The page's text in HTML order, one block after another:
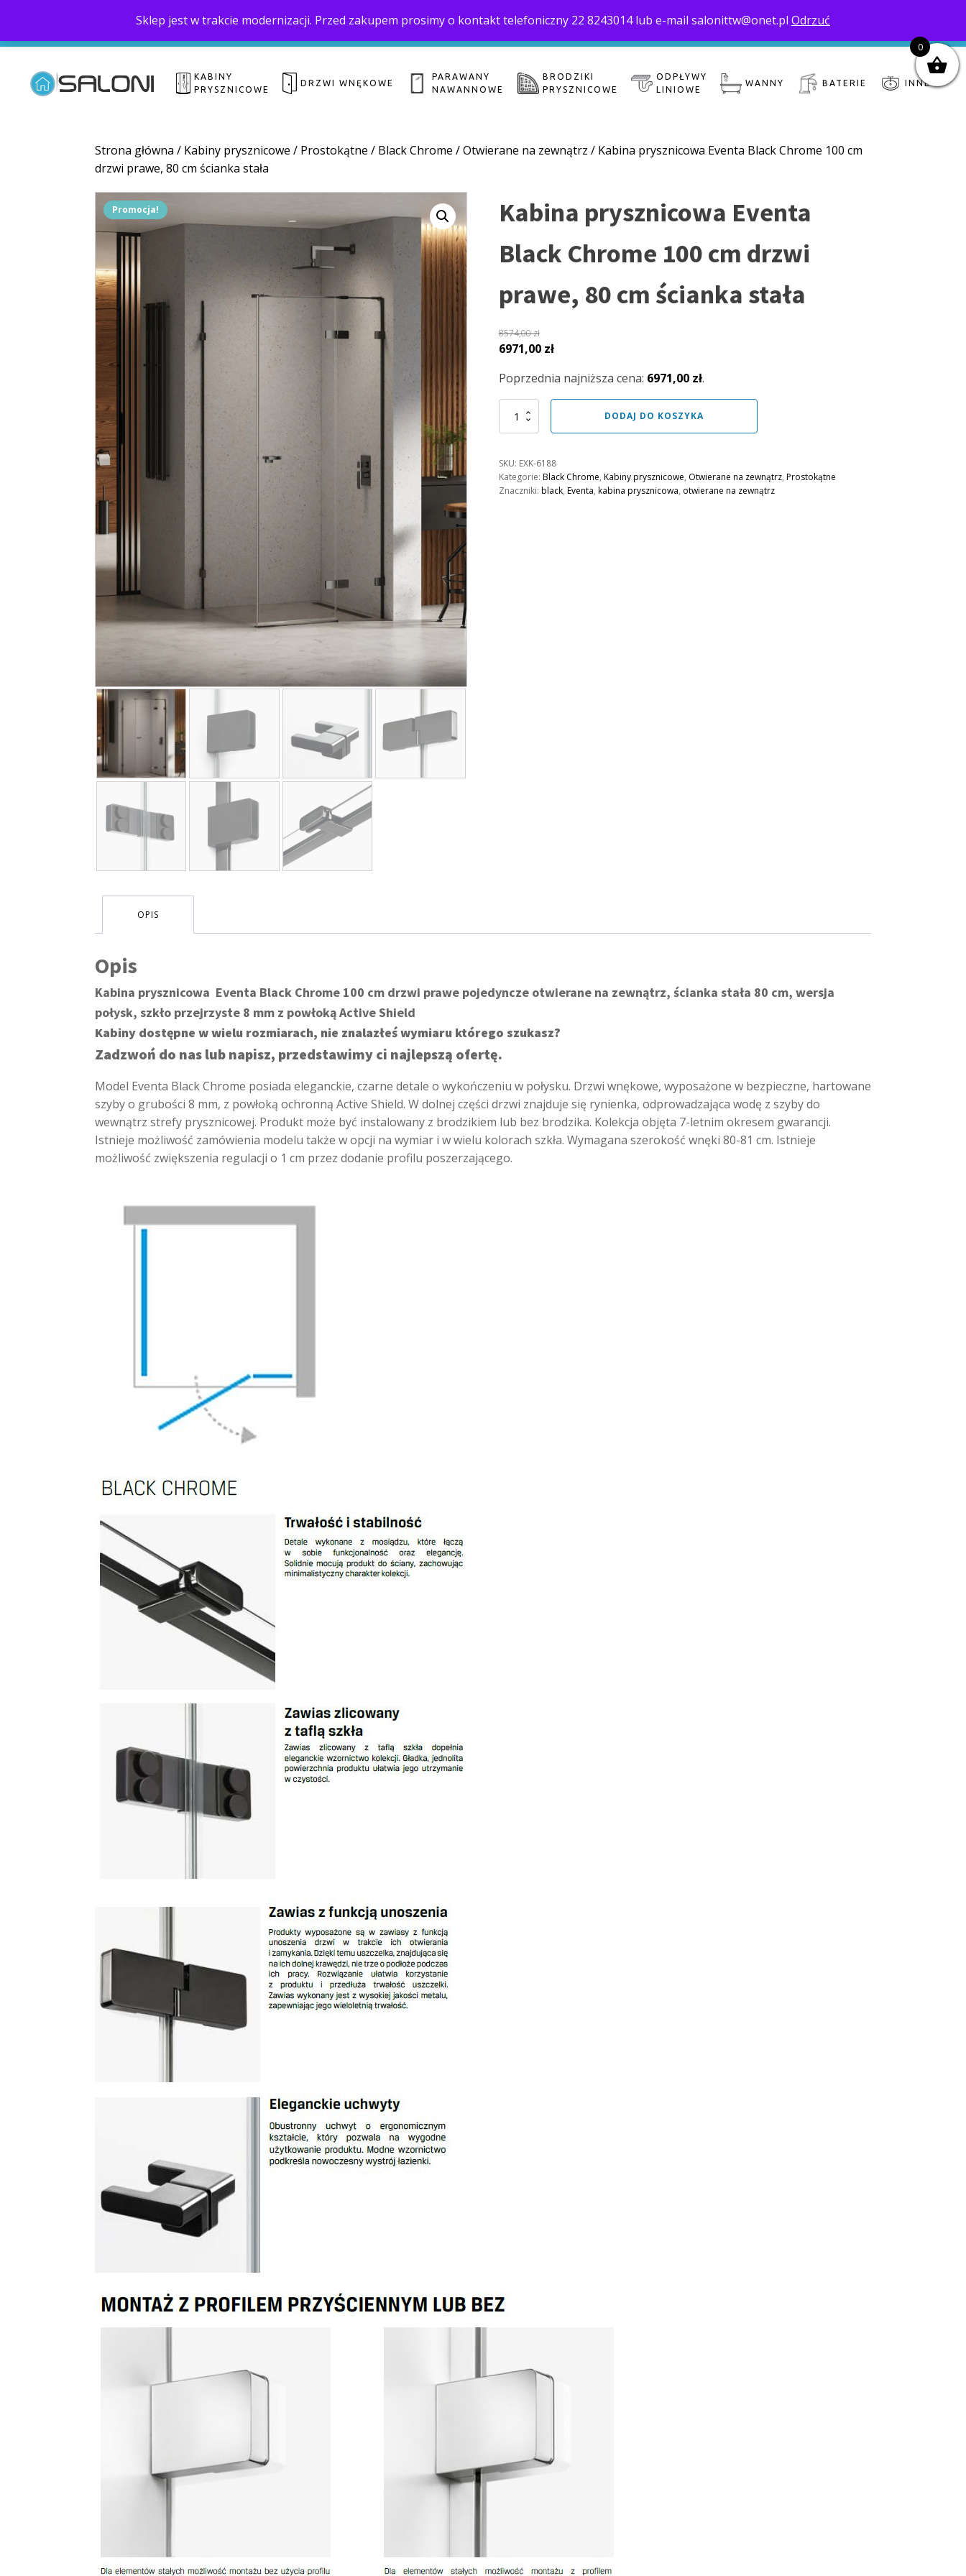
Sklep jest w trakcie modernizacji. Przed zakupem prosimy o kontakt telefoniczny 22 8243014 lub e-mail salonittw@onet.pl Odrzuć
biuro@saloni.pl 22 559-10-50 Home O nas Moje konto Zamówienie
KABINY
PRYSZNICOWE
DRZWI WNĘKOWE
PARAWANY
NAWANNOWE
BRODZIKI
PRYSZNICOWE
ODPŁYWY
LINIOWE
WANNY BATERIE INNE
Strona główna / Kabiny prysznicowe / Prostokątne / Black Chrome /Otwierane na zewnątrz / Kabina prysznicowa Eventa Black Chrome 100 cm
drzwi prawe, 80 cm ścianka stała
Promocja!
Kabina prysznicowa Eventa
Black Chrome 100 cm drzwi
prawe, 80 cm ścianka stała
8574,00zł
Pierwotna
wynosiła:
8574,00 zł.
6971,00 złAktualna
wynosi:
6971,00 zł.
Poprzednia najniższa cena: 6971,00 zł.
ilość
Black
Chrome
100
DODAJ DO KOSZYKA
SKU: EXK-6188
Kategorie: Black Chrome, Kabiny prysznicowe, Otwierane na zewnątrz, Prostokątne
Znaczniki: black, Eventa, kabina prysznicowa, otwierane na zewnątrz
OPIS
Opis
Kabina prysznicowa Eventa Black Chrome 100 cm drzwi prawe pojedyncze otwierane na zewnątrz, ścianka stała 80 cm, wersja
połysk, szkło przejrzyste 8 mm z powłoką Active Shield
Kabiny dostępne w wielu rozmiarach, nie znalazłeś wymiaru którego szukasz?
Zadzwoń do nas lub napisz, przedstawimy ci najlepszą ofertę.
Model Eventa Black Chrome posiada eleganckie, czarne detale o wykończeniu w połysku. Drzwi wnękowe, wyposażone w bezpieczne, hartowane
szyby o grubości 8 mm, z powłoką ochronną Active Shield. W dolnej części drzwi znajduje się rynienka, odprowadzająca wodę z szyby do
wewnątrz strefy prysznicowej. Produkt może być instalowany z brodzikiem lub bez brodzika. Kolekcja objęta 7-letnim okresem gwarancji.
Istnieje możliwość zamówienia modelu także w opcji na wymiar i w wielu kolorach szkła. Wymagana szerokość wnęki 80-81 cm. Istnieje
możliwość zwiększenia regulacji o 1 cm przez dodanie profilu poszerzającego.
0